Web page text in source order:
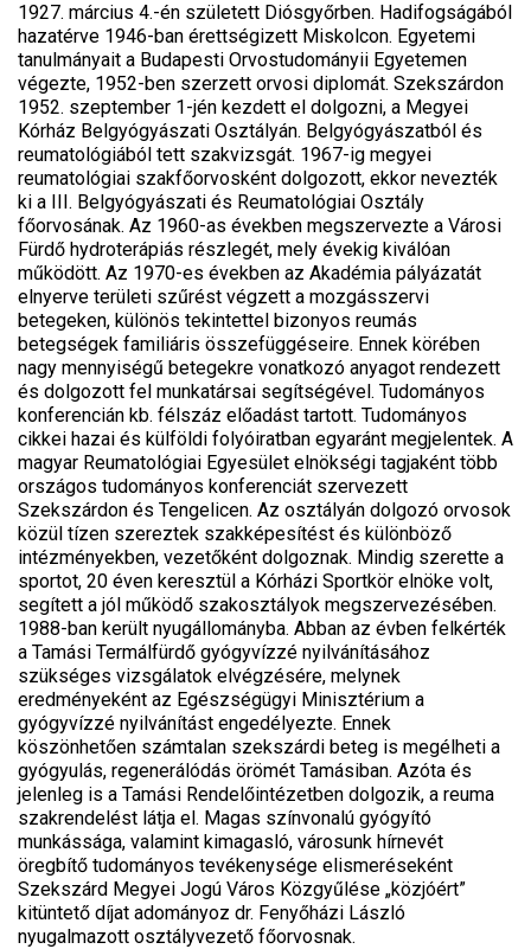
1927. március 4.-én született Diósgyőrben. Hadifogságából
hazatérve 1946-ban érettségizett Miskolcon. Egyetemi
tanulmányait a Budapesti Orvostudományii Egyetemen
végezte, 1952-ben szerzett orvosi diplomát. Szekszárdon
1952. szeptember 1-jén kezdett el dolgozni, a Megyei
Kórház Belgyógyászati Osztályán. Belgyógyászatból és
reumatológiából tett szakvizsgát. 1967-ig megyei
reumatológiai szakfőorvosként dolgozott, ekkor nevezték
ki a III. Belgyógyászati és Reumatológiai Osztály
főorvosának. Az 1960-as években megszervezte a Városi
Fürdő hydroterápiás részlegét, mely évekig kiválóan
működött. Az 1970-es években az Akadémia pályázatát
elnyerve területi szűrést végzett a mozgásszervi
betegeken, különös tekintettel bizonyos reumás
betegségek familiáris összefüggéseire. Ennek körében
nagy mennyiségű betegekre vonatkozó anyagot rendezett
és dolgozott fel munkatársai segítségével. Tudományos
konferencián kb. félszáz előadást tartott. Tudományos
cikkei hazai és külföldi folyóiratban egyaránt megjelentek. A
magyar Reumatológiai Egyesület elnökségi tagjaként több
országos tudományos konferenciát szervezett
Szekszárdon és Tengelicen. Az osztályán dolgozó orvosok
közül tízen szereztek szakképesítést és különböző
intézményekben, vezetőként dolgoznak. Mindig szerette a
sportot, 20 éven keresztül a Kórházi Sportkör elnöke volt,
segített a jól működő szakosztályok megszervezésében.
1988-ban került nyugállományba. Abban az évben felkérték
a Tamási Termálfürdő gyógyvízzé nyilvánításához
szükséges vizsgálatok elvégzésére, melynek
eredményeként az Egészségügyi Minisztérium a
gyógyvízzé nyilvánítást engedélyezte. Ennek
köszönhetően számtalan szekszárdi beteg is megélheti a
gyógyulás, regenerálódás örömét Tamásiban. Azóta és
jelenleg is a Tamási Rendelőintézetben dolgozik, a reuma
szakrendelést látja el. Magas színvonalú gyógyító
munkássága, valamint kimagasló, városunk hírnevét
öregbítő tudományos tevékenysége elismeréseként
Szekszárd Megyei Jogú Város Közgyűlése „közjóért”
kitüntető díjat adományoz dr. Fenyőházi László
nyugalmazott osztályvezető főorvosnak.